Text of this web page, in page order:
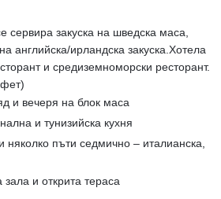
сервира закуска на шведска маса,
английска/ирландска закуска.Хотела
и средиземноморски ресторант.
и вечеря на блок маса
и тунизийска кухня
пъти седмично – италианска,
и открита тераса